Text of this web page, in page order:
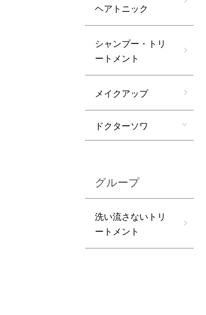
ヘアトニック
シャンプー・トリ
ートメント
メイクアップ
ドクターソワ
グループ
洗い流さないトリ
ートメント